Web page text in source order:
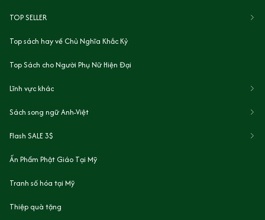
TOP SELLER
Top sách hay về Chủ Nghĩa Khắc Kỷ
Top Sách cho Người Phụ Nữ Hiện Đại
Lĩnh vực khác
Sách song ngữ Anh-Việt
Flash SALE 3$
Ấn Phẩm Phật Giáo Tại Mỹ
Tranh số hóa tại Mỹ
Thiệp quà tặng